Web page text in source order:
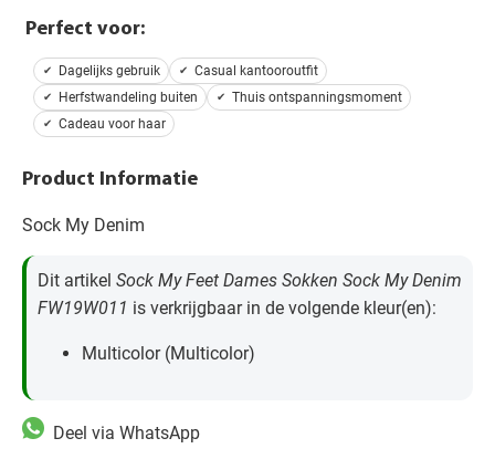
Perfect voor:
Dagelijks gebruik
Casual kantooroutfit
Herfstwandeling buiten
Thuis ontspanningsmoment
Cadeau voor haar
Product Informatie
Sock My Denim
Dit artikel Sock My Feet Dames Sokken Sock My Denim
FW19W011 is verkrijgbaar in de volgende kleur(en):
Multicolor (Multicolor)
Deel via WhatsApp